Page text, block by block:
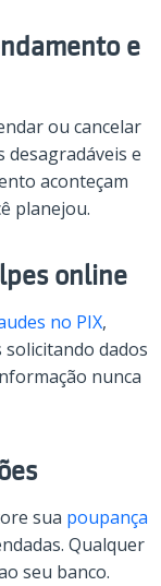
e
ou cancelar
desagradáveis e
aconteçam
planejou.
online
no PIX,
dados
nunca
sua poupança
Qualquer
seu banco.